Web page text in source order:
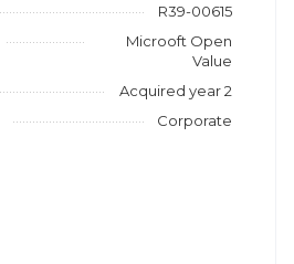
R39-00615
Microoft Open
Value
Acquired year 2
Corporate